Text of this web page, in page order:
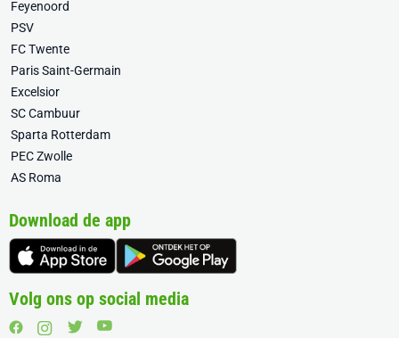
Feyenoord
PSV
FC Twente
Paris Saint-Germain
Excelsior
SC Cambuur
Sparta Rotterdam
PEC Zwolle
AS Roma
Download de app
Volg ons op social media